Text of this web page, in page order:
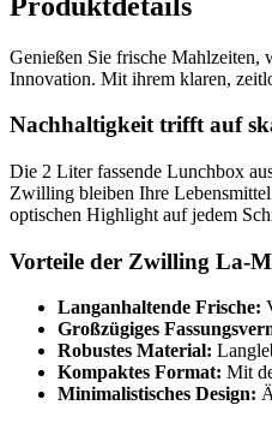
Genießen Sie frische Mahlzeiten,
Innovation. Mit ihrem klaren,
Nachhaltigkeit trifft auf
Die 2 Liter fassende Lunchbox
Zwilling bleiben Ihre
optischen Highlight auf jedem
Vorteile der Zwilling La-
Langanhaltende Frische:
Großzügiges
Robustes Material:
Kompaktes Format: Mit
Minimalistisches Design: